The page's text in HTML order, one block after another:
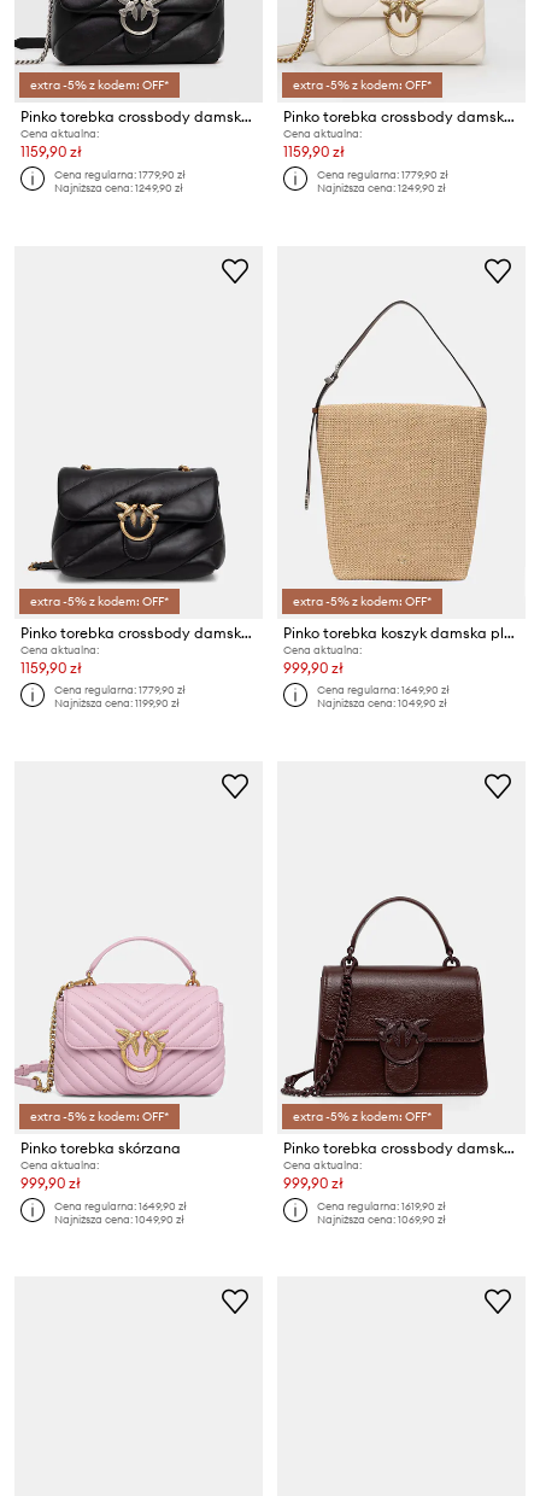
extra -5% z kodem: OFF*
Pinko torebka crossbody damska skórzana
Cena aktualna:
1159,90 zł
Cena regularna:1779,90 zł
Najniższa cena:1249,90 zł
extra -5% z kodem: OFF*
Pinko torebka crossbody damska skórzana
Cena aktualna:
1159,90 zł
Cena regularna:1779,90 zł
Najniższa cena:1249,90 zł
extra -5% z kodem: OFF*
Pinko torebka crossbody damska skórzana
Cena aktualna:
1159,90 zł
Cena regularna:1779,90 zł
Najniższa cena:1199,90 zł
extra -5% z kodem: OFF*
Pinko torebka koszyk damska pleciona
Cena aktualna:
999,90 zł
Cena regularna:1649,90 zł
Najniższa cena:1049,90 zł
extra -5% z kodem: OFF*
Pinko torebka skórzana
Cena aktualna:
999,90 zł
Cena regularna:1649,90 zł
Najniższa cena:1049,90 zł
extra -5% z kodem: OFF*
Pinko torebka crossbody damska skórzana
Cena aktualna:
999,90 zł
Cena regularna:1619,90 zł
Najniższa cena:1069,90 zł